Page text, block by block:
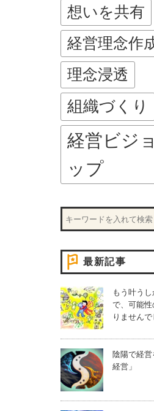
想いを共有
経営理念作
理念浸透
組織づくり
経営ビジ
ップ
最新記事
もう叶う
で、可能性
りませんで
陰陽で経
経営」